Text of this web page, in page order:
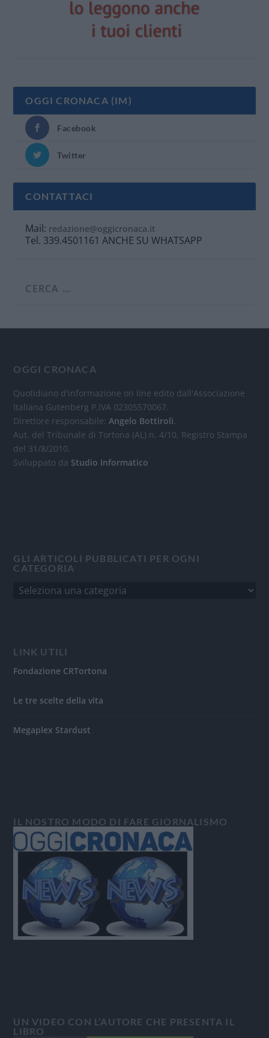
OGGI CRONACA (IM)
Facebook
Twitter
CONTATTACI
Mail: redazione@oggicronaca.it
Tel. 339.4501161 ANCHE SU WHATSAPP
OGGI CRONACA
Quotidiano d'informazione on line edito dall'Associazione
Italiana Gutenberg P.IVA 02305570067.
Direttore responsabile:Angelo Bottiroli.
Aut. del Tribunale di Tortona (AL) n. 4/10, Registro Stampa
del 31/8/2010.
Sviluppato da Studio Informatico
GLI ARTICOLI PUBBLICATI PER OGNI
CATEGORIA
LINK UTILI
Fondazione CRTortona
Le tre scelte della vita
Megaplex Stardust
IL NOSTRO MODO DI FARE GIORNALISMO
UN VIDEO CON L’AUTORE CHE PRESENTA IL
LIBRO